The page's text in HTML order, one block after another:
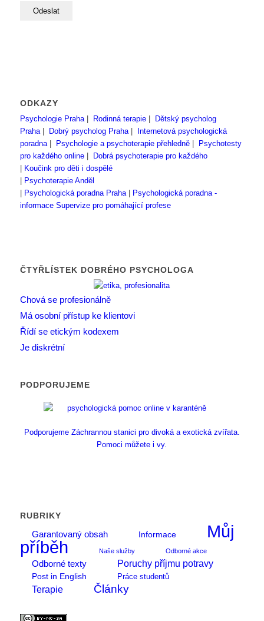
ODKAZY
Psychologie Praha| Rodinná terapie|
Dětský psycholog
Praha| Dobrý psycholog Praha|
Internetová psychologická
poradna| Psychologie a psychoterapie přehledně|
Psychotesty
pro každého online|
Dobrá psychoterapie pro každého
Koučink pro děti i dospělé
Psychoterapie Anděl
Psychologická poradna Praha|
Psychologická poradna -
informace Supervize pro pomáhající profese
ČTYŘLÍSTEK DOBRÉHO PSYCHOLOGA
Chová se profesionálně
Má osobní přístup ke klientovi
Řídí se etickým kodexem
Je diskrétní
PODPORUJEME
Podporujeme Záchrannou stanici pro divoká a exotická zvířata.
Pomoci můžete i vy.
RUBRIKY
Garantovaný obsah
Informace
Můj
příběh
Naše služby Odborné akce
Odborné texty Poruchy příjmu potravy
Post in English Práce studentů
Terapie Články